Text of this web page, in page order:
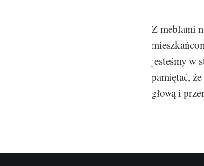
Z meblami
jesteśmy w
pamiętać,
głową i